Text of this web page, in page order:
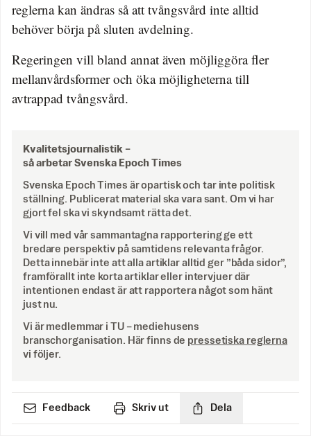
reglerna kan ändras så att tvångsvård inte alltid
behöver börja på sluten avdelning.
Regeringen vill bland annat även möjliggöra fler
mellanvårdsformer och öka möjligheterna till
avtrappad tvångsvård.
Kvalitetsjournalistik –
så arbetar Svenska Epoch Times
Svenska Epoch Times är opartisk och tar inte politisk
ställning. Publicerat material ska vara sant. Om vi har
gjort fel ska vi skyndsamt rätta det.
Vi vill med vår sammantagna rapportering ge ett
bredare perspektiv på samtidens relevanta frågor.
Detta innebär inte att alla artiklar alltid ger ”båda sidor”,
framförallt inte korta artiklar eller intervjuer där
intentionen endast är att rapportera något som hänt
just nu.
Vi är medlemmar i TU – mediehusens
branschorganisation. Här finns de pressetiska reglerna
vi följer.
Feedback Skriv ut Dela